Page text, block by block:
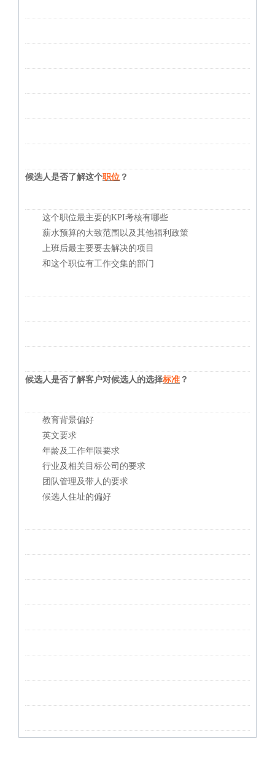
候选人是否了解这个职位 ？
这个职位最主要的KPI考核有哪些
薪水预算的大致范围以及其他福利政策
上班后最主要要去解决的项目
和这个职位有工作交集的部门
候选人是否了解客户对候选人的选择标准 ？
教育背景偏好
英文要求
年龄及工作年限要求
行业及相关目标公司的要求
团队管理及带人的要求
候选人住址的偏好